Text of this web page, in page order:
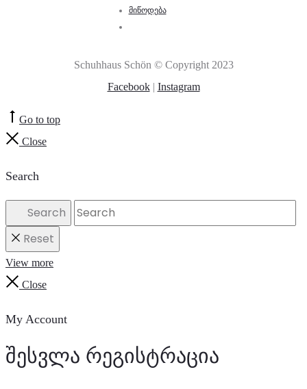
მიწოდება
Schuhhaus Schön © Copyright 2023
Facebook| Instagram
Go to top
Close
Search
Search
Reset
View more
Close
My Account
შესვლა რეგისტრაცია